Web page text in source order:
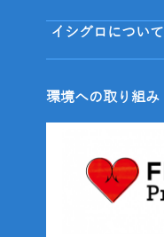
イシグロについて
環境への取り組み